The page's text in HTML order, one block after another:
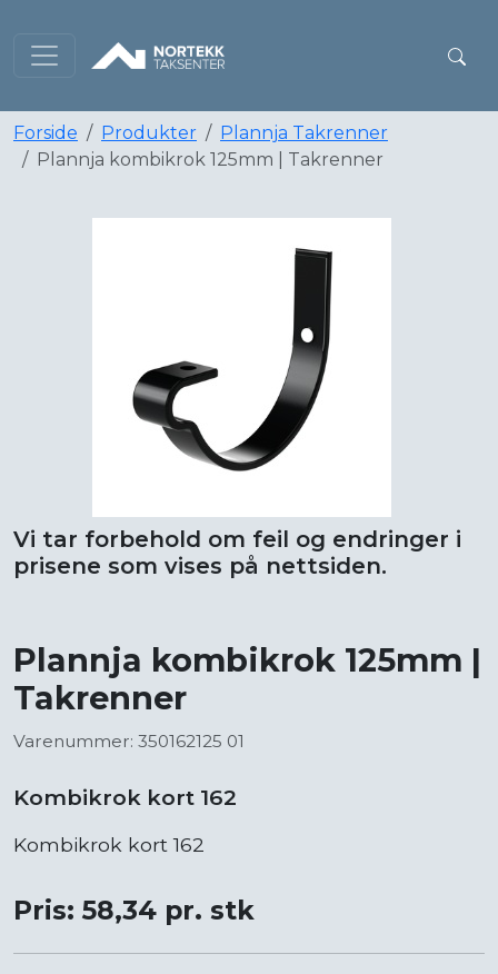
Forside Produkter
Plannja Takrenner
Plannja kombikrok 125mm | Takrenner
Vi tar forbehold om feil og endringer i
prisene som vises på nettsiden.
Plannja kombikrok 125mm |
Takrenner
Varenummer: 350162125 01
Kombikrok kort 162
Kombikrok kort 162
Pris: 58,34 pr. stk